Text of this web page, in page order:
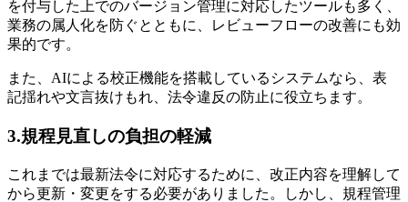
を付与した上でのバージョン管理に対応したツールも多く、
業務の属人化を防ぐとともに、レビューフローの改善にも効
果的です。
また、AIによる校正機能を搭載しているシステムなら、表
記揺れや文言抜けもれ、法令違反の防止に役立ちます。
3.規程見直しの負担の軽減
これまでは最新法令に対応するために、改正内容を理解して
から更新・変更をする必要がありました。しかし、規程管理